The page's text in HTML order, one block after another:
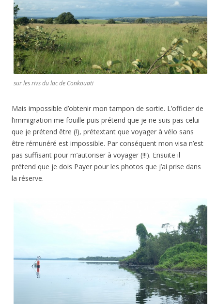
sur les rivs du lac de Conkouati
Mais impossible d’obtenir mon tampon de sortie. L’officier de
l’immigration me fouille puis prétend que je ne suis pas celui
que je prétend être (!), prétextant que voyager à vélo sans
être rémunéré est impossible. Par conséquent mon visa n’est
pas suffisant pour m’autoriser à voyager (!!!). Ensuite il
prétend que je dois Payer pour les photos que j’ai prise dans
la réserve.